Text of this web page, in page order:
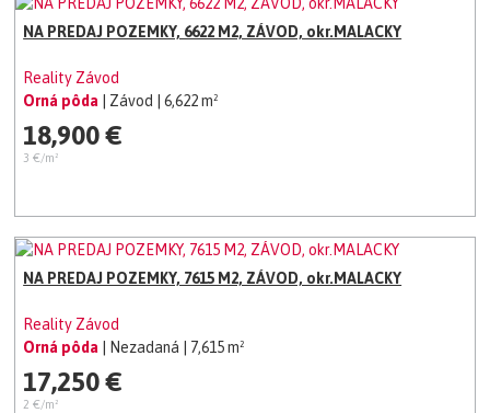
NA PREDAJ POZEMKY, 6622 M2, ZÁVOD, okr.MALACKY
Reality Závod
Orná pôda
| Závod | 6,622 m²
18,900 €
3 €/m²
NA PREDAJ POZEMKY, 7615 M2, ZÁVOD, okr.MALACKY
Reality Závod
Orná pôda
| Nezadaná | 7,615 m²
17,250 €
2 €/m²